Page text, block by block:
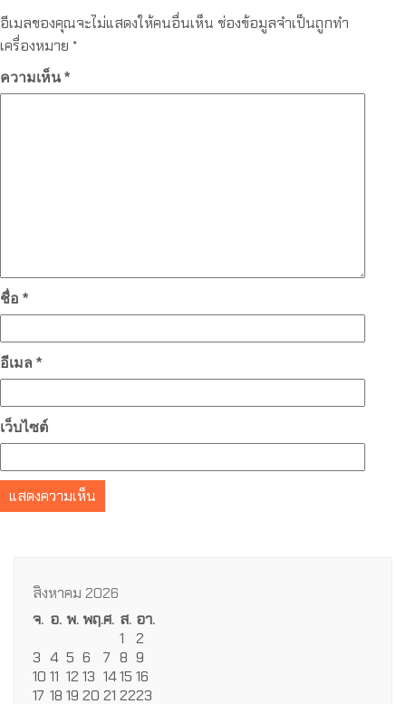
อีเมลของคุณจะไม่แสดงให้คนอื่นเห็น ช่องข้อมูลจำเป็นถูกทำ
เครื่องหมาย *
ความเห็น*
ชื่อ *
อีเมล *
เว็บไซต์
สิงหาคม 2026
จ. อ. พ.พฤ.ศ. ส. อา.
1
2
3 4 5 6 7 8 9
10 11 12 13 1415 16
17 18 19 20 21 2223